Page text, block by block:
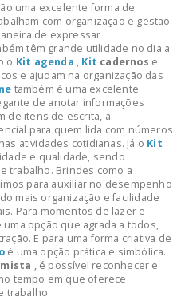
uma excelente forma de
com organização e gestão
de expressar
têm grande utilidade no dia a
o Kit agenda , Kit cadernos e
e ajudam na organização das
também é uma excelente
de anotar informações
de itens de escrita, a
para quem lida com números
atividades cotidianas. Já o Kit
e qualidade, sendo
trabalho. Brindes como a
para auxiliar no desempenho
mais organização e facilidade
Para momentos de lazer e
uma opção que agrada a todos,
E para uma forma criativa de
é uma opção prática e simbólica.
, é possível reconhecer e
tempo em que oferece
trabalho.